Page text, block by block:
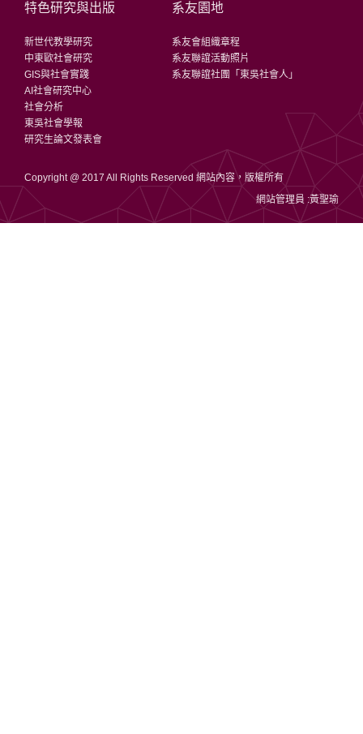
特色研究與出版
新世代教學研究
中東歐社會研究
GIS與社會實踐
AI社會研究中心
社會分析
東吳社會學報
研究生論文發表會
系友園地
系友會組織章程
系友聯誼活動照片
系友聯誼社團「東吳社會人」
Copyright @ 2017 All Rights Reserved 網站內容，版權所有
網站管理員 :黃聖瑜